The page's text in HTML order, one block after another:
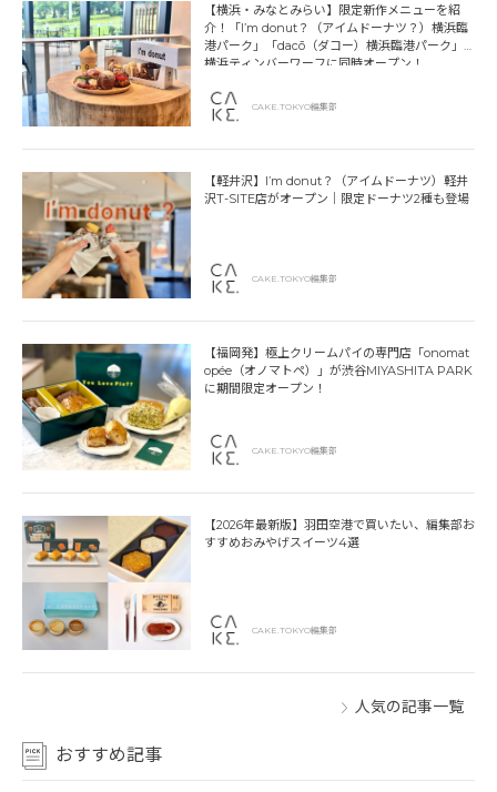
【横浜・みなとみらい】限定新作メニューを紹
介！「I’m donut？（アイムドーナツ？）横浜臨
港パーク」「dacō（ダコー）横浜臨港パーク」
横浜ティンバーワーフに同時オープン！
CAKE.TOKYO編集部
【軽井沢】I’m donut？（アイムドーナツ）軽井
沢T-SITE店がオープン｜限定ドーナツ2種も登場
CAKE.TOKYO編集部
【福岡発】極上クリームパイの専門店「onomat
opée（オノマトペ）」が渋谷MIYASHITA PARK
に期間限定オープン！
CAKE.TOKYO編集部
【2026年最新版】羽田空港で買いたい、編集部お
すすめおみやげスイーツ4選
CAKE.TOKYO編集部
人気の記事一覧
おすすめ記事